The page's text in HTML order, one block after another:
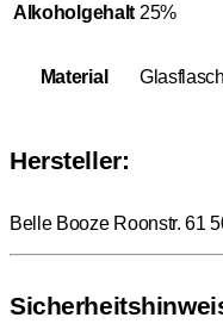
Alkoholgehalt 25%
Material
Hersteller:
Belle Booze Roonstr. 61